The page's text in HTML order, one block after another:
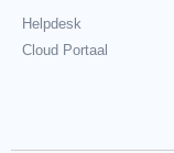
Helpdesk
Cloud Portaal